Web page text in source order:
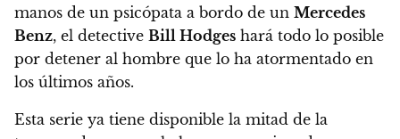
manos de un psicópata a bordo de un Mercedes
Benz, el detective Bill Hodges hará todo lo posible
por detener al hombre que lo ha atormentado en
los últimos años.
Esta serie ya tiene disponible la mitad de la